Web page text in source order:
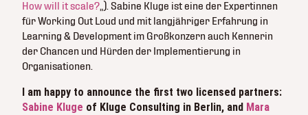
How will it scale?„). Sabine Kluge ist eine der Expertinnen
für Working Out Loud und mit langjähriger Erfahrung in
Learning & Development im Großkonzern auch Kennerin
der Chancen und Hürden der Implementierung in
Organisationen.
I am happy to announce the first two licensed partners:
Sabine Kluge of Kluge Consulting in Berlin, and Mara